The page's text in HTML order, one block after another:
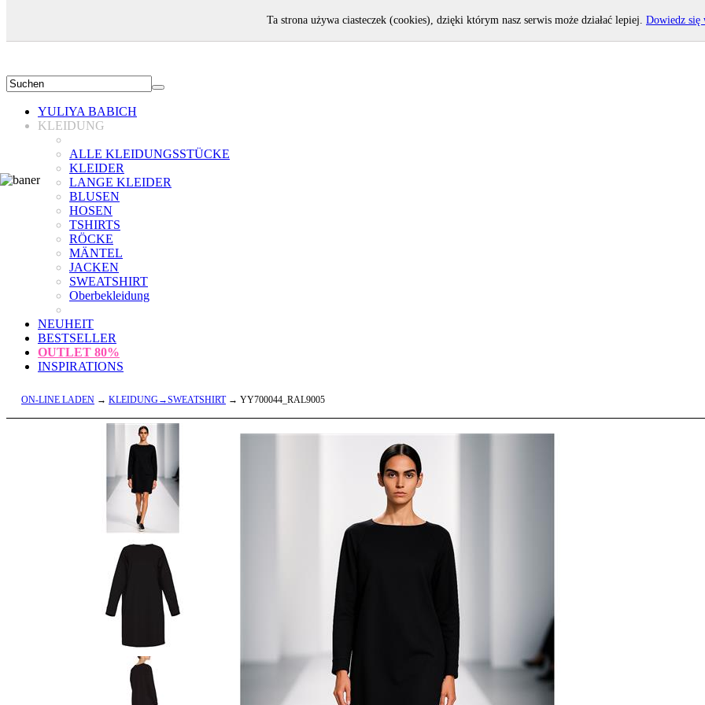
YULIYA BABICH
KLEIDUNG
ALLE KLEIDUNGSSTÜCKE
KLEIDER
LANGE KLEIDER
BLUSEN
HOSEN
TSHIRTS
RÖCKE
MÄNTEL
JACKEN
SWEATSHIRT
Oberbekleidung
NEUHEIT
BESTSELLER
OUTLET 80%
INSPIRATIONS
ON-LINE LADEN → KLEIDUNG→SWEATSHIRT→ YY700044_RAL9005
Ta strona używa ciasteczek (cookies), dzięki którym nasz serwis może działać lepiej. Dowiedz się